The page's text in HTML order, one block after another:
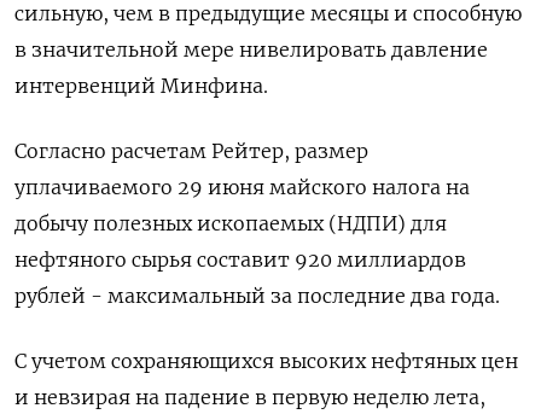
сильную, чем в предыдущие месяцы ‌и способную
в значительной мере нивелировать давление
интервенций Минфина.
Согласно расчетам Рейтер, размер
уплачиваемого 29 июня майского налога на
добычу полезных ‌ископаемых (НДПИ) для
нефтяного сырья составит 920 миллиардов
рублей - максимальный за последние два года.
С учетом сохраняющихся высоких нефтяных цен
и невзирая на падение ​в первую неделю лета,